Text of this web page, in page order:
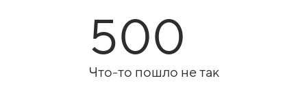
500
Что-то пошло не так